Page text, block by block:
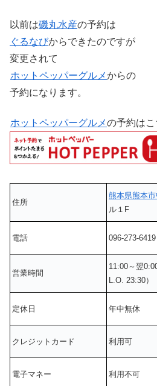
以前は磯丸水産の予約は
ぐるなびからできたのですが
変更されて
ホットペッパーグルメからの
予約になります。
ホットペッパーグルメの予約はこ
住所
熊本県熊本
ル１F
電話 096-273-6419
営業時間
11:00～翌
L.O. 23:30）
定休日 年中無休
クレジットカード 利用可
電子マネー 利用不可